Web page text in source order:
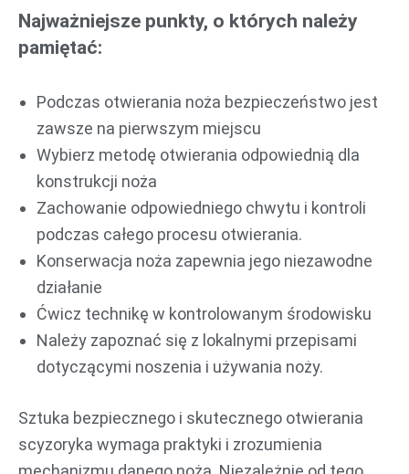
Najważniejsze punkty, o których należy
pamiętać:
Podczas otwierania noża bezpieczeństwo jest
zawsze na pierwszym miejscu
Wybierz metodę otwierania odpowiednią dla
konstrukcji noża
Zachowanie odpowiedniego chwytu i kontroli
podczas całego procesu otwierania.
Konserwacja noża zapewnia jego niezawodne
działanie
Ćwicz technikę w kontrolowanym środowisku
Należy zapoznać się z lokalnymi przepisami
dotyczącymi noszenia i używania noży.
Sztuka bezpiecznego i skutecznego otwierania
scyzoryka wymaga praktyki i zrozumienia